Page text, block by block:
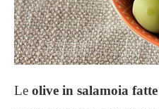
Le olive in salamoia fatte